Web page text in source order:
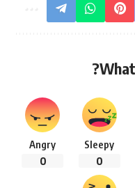
Sleepy
0
Angry
0